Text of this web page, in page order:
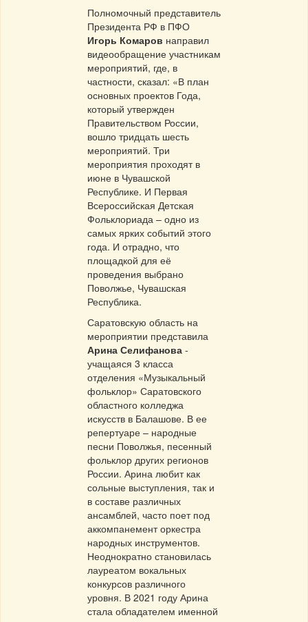
Полномочный представитель
Президента РФ в ПФО
Игорь Комаров направил
видеообращение участникам
мероприятий, где, в
частности, сказал: «В план
основных проектов Года,
который утвержден
Правительством России,
вошло тридцать шесть
мероприятий. Три
мероприятия проходят в
июне в Чувашской
Республике. И Первая
Всероссийская Детская
Фольклориада – одно из
самых ярких событий этого
года. И отрадно, что
площадкой для её
проведения выбрано
Поволжье, Чувашская
Республика.
Саратовскую область на
мероприятии представила
Арина Селифанова -
учащаяся 3 класса
отделения «Музыкальный
фольклор» Саратовского
областного колледжа
искусств в Балашове. В ее
репертуаре – народные
песни Поволжья, песенный
фольклор других регионов
России. Арина любит как
сольные выступления, так и
в составе различных
ансамблей, часто поет под
аккомпанемент оркестра
народных инструментов.
Неоднократно становилась
лауреатом вокальных
конкурсов различного
уровня. В 2021 году Арина
стала обладателем именной